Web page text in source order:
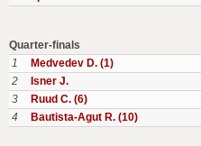
Quarter-finals
1
Medvedev D. (1)
2
Isner J.
3
Ruud C. (6)
4
Bautista-Agut R. (10)